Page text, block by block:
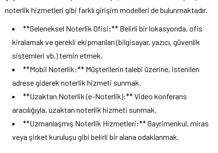
noterlik hizmetleri gibi farklı girişim modelleri de bulunmaktadır.
**Geleneksel Noterlik Ofisi:** Belirli bir lokasyonda, ofis
kiralamak ve gerekli ekipmanları (bilgisayar, yazıcı, güvenlik
sistemleri vb.) temin etmek.
**Mobil Noterlik:** Müşterilerin talebi üzerine, istenilen
adrese giderek noterlik hizmeti sunmak.
**Uzaktan Noterlik (e-Noterlik):** Video konferans
aracılığıyla, uzaktan noterlik hizmeti sunmak.
**Uzmanlaşmış Noterlik Hizmetleri:** Gayrimenkul, miras
veya şirket kuruluşu gibi belirli bir alana odaklanmak.